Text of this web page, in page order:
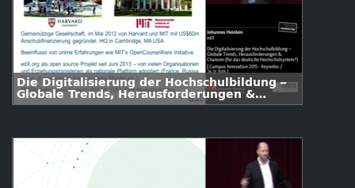
Die Digitalisierung der Hochschulbildung –
Globale Trends, Herausforderungen &
Chancen (für das deutsche